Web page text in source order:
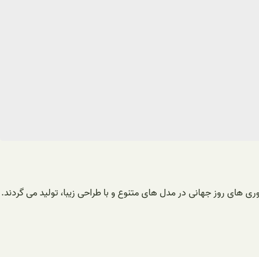
های روز جهانی در مدل های متنوع و با طراحی زیبا، تولید می گردند.